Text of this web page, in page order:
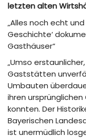
letzten alten
„Alles noch echt
Geschichte‘
Gasthäuser“
„Umso
Gaststätten
Umbauten
ihren
konnten. Der
Bayerischen
ist unermüdlich